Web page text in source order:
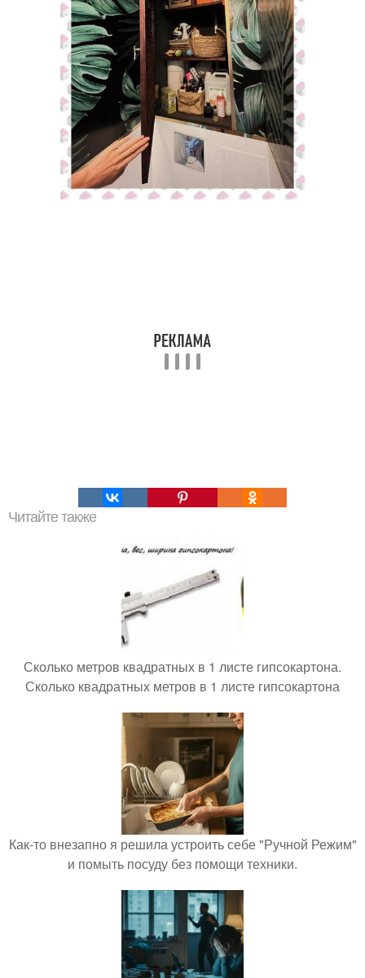
Читайте также
Сколько метров квадратных в 1 листе гипсокартона.
Сколько квадратных метров в 1 листе гипсокартона
Как-то внезапно я решила устроить себе "Ручной Режим"
и помыть посуду без помощи техники.